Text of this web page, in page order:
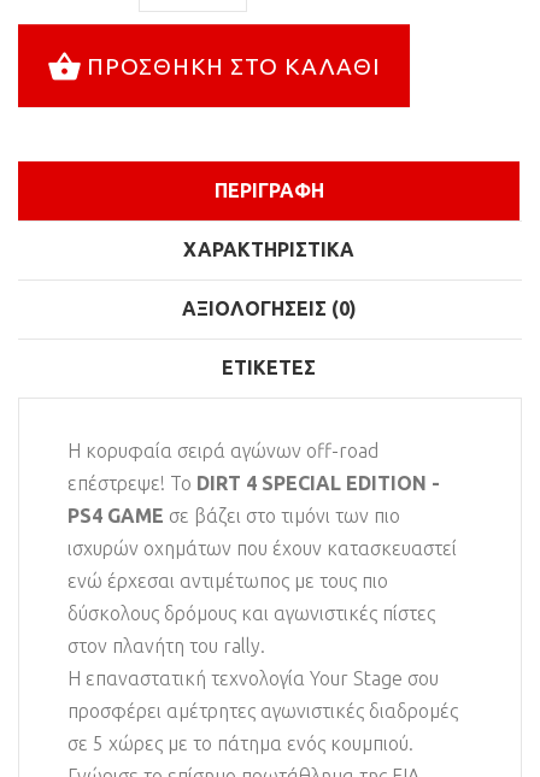
ΠΡΟΣΘΉΚΗ ΣΤΟ ΚΑΛΆΘΙ
ΠΕΡΙΓΡΑΦΉ
ΧΑΡΑΚΤΗΡΙΣΤΙΚΆ
ΑΞΙΟΛΟΓΉΣΕΙΣ (0)
ΕΤΙΚΈΤΕΣ
Η κορυφαία σειρά αγώνων off-road
επέστρεψε! Το DIRT 4 SPECIAL EDITION -
PS4 GAME σε βάζει στο τιμόνι των πιο
ισχυρών οχημάτων που έχουν κατασκευαστεί
ενώ έρχεσαι αντιμέτωπος με τους πιο
δύσκολους δρόμους και αγωνιστικές πίστες
στον πλανήτη του rally.
Η επαναστατική τεχνολογία Your Stage σου
προσφέρει αμέτρητες αγωνιστικές διαδρομές
σε 5 χώρες με το πάτημα ενός κουμπιού.